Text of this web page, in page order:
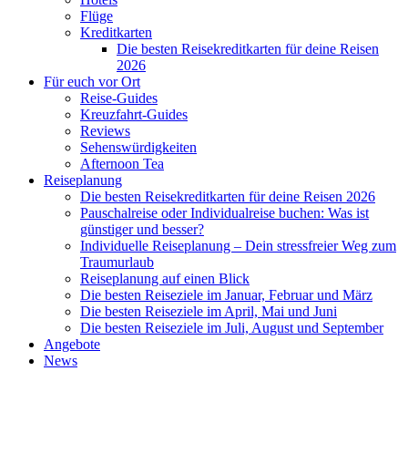
Flüge
Kreditkarten
Die besten Reisekreditkarten für deine Reisen
2026
Für euch vor Ort
Reise-Guides
Kreuzfahrt-Guides
Reviews
Sehenswürdigkeiten
Afternoon Tea
Reiseplanung
Die besten Reisekreditkarten für deine Reisen 2026
Pauschalreise oder Individualreise buchen: Was ist
günstiger und besser?
Individuelle Reiseplanung – Dein stressfreier Weg zum
Traumurlaub
Reiseplanung auf einen Blick
Die besten Reiseziele im Januar, Februar und März
Die besten Reiseziele im April, Mai und Juni
Die besten Reiseziele im Juli, August und September
Angebote
News